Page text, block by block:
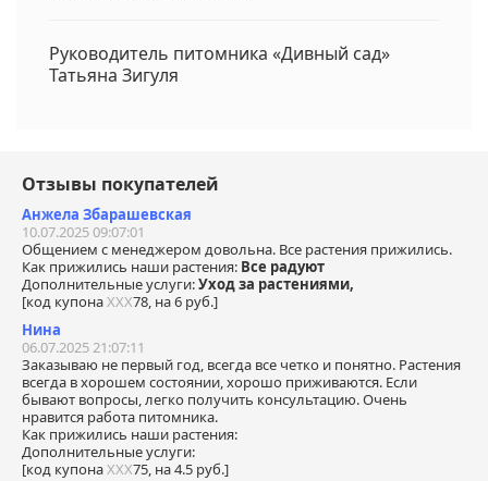
Руководитель питомника «Дивный сад»
Татьяна Зигуля
Отзывы покупателей
Анжела Збарашевская
10.07.2025 09:07:01
Общением с менеджером довольна. Все растения прижились.
Как прижились наши растения: Все радуют
Дополнительные услуги:Уход за растениями,
[код купонаХХХ78, на 6 руб.]
Нина
06.07.2025 21:07:11
Заказываю не первый год, всегда все четко и понятно. Растения
всегда в хорошем состоянии, хорошо приживаются. Если
бывают вопросы, легко получить консультацию. Очень
нравится работа питомника.
Как прижились наши растения:
Дополнительные услуги:
[код купонаХХХ75, на 4.5 руб.]